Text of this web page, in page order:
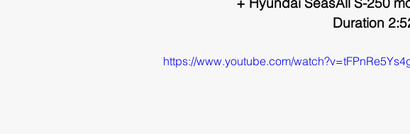
Duration
https://www.youtube.com/